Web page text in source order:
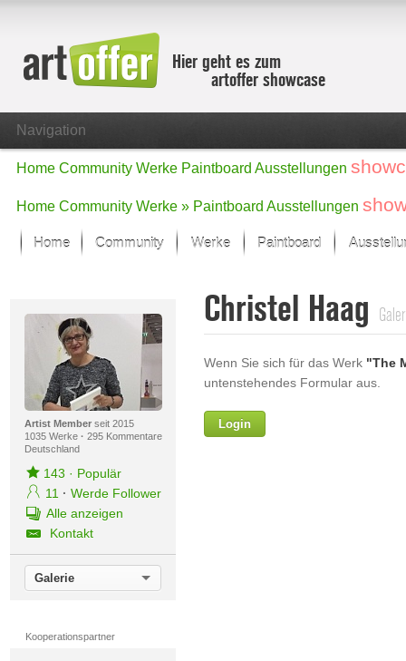
Hier geht es zum
artoffer showcase
Navigation
Home Community Werke Paintboard Ausstellungen
Home Community Werke » Paintboard Ausstellungen
Home Community Werke
Der letzte Monat im Fokus
Alle Fokus-Werke
Fokus-Werke
Neue Werke – Auswahl
Paintboard
Artist Memberseit 2015
1035 Werke · 295 Kommentare
Deutschland
143 · Populär
11 · Werde Follower
Alle anzeigen
Kontakt
Galerie
Kooperationspartner
Christel Haag
Wenn Sie sich für das Werk "The
untenstehendes Formular aus.
Login